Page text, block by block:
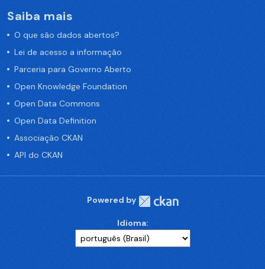
Saiba mais
O que são dados abertos?
Lei de acesso a informação
Parceria para Governo Aberto
Open Knowledge Foundation
Open Data Commons
Open Data Definition
Associação CKAN
API do CKAN
Powered by
Idioma